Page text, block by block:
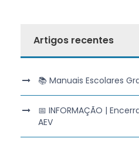
Artigos recentes
📚 Manuais Escolares
📅 INFORMAÇÃO |
AEV